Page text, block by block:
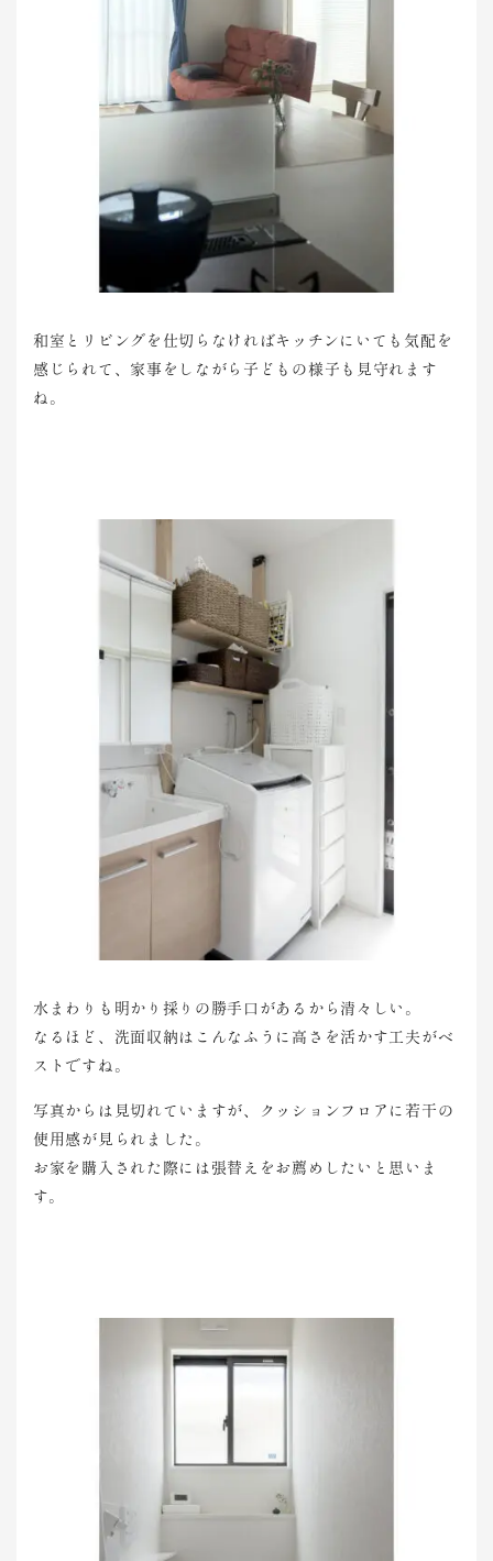
和室とリビングを仕切らなければキッチンにいても気配を
感じられて、家事をしながら子どもの様子も見守れます
ね。
水まわりも明かり採りの勝手口があるから清々しい。
なるほど、洗面収納はこんなふうに高さを活かす工夫がベ
ストですね。
写真からは見切れていますが、クッションフロアに若干の
使用感が見られました。
お家を購入された際には張替えをお薦めしたいと思いま
す。